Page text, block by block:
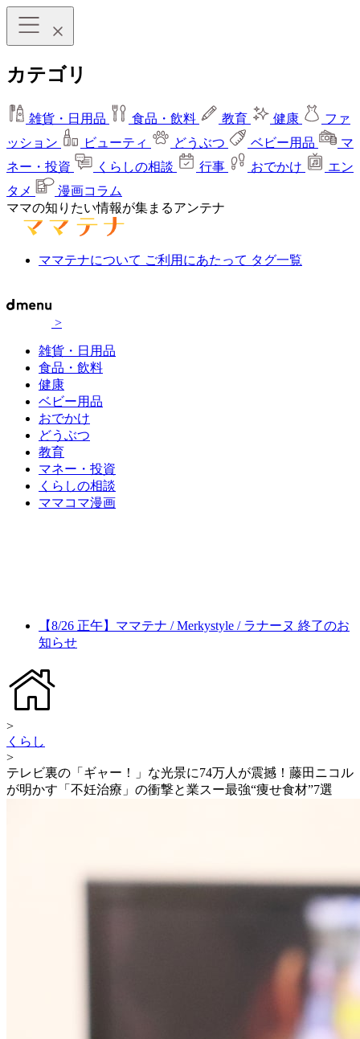
カテゴリ
雑貨・日用品 食品・飲料 教育 健康
ファ
ッション
ビューティ どうぶつ ベビー用品
マ
ネー・投資
くらしの相談 行事 おでかけ
エン
タメ
漫画コラム
ママの知りたい情報が集まるアンテナ
ママテナについて ご利用にあたって タグ一覧
>
雑貨・日用品
食品・飲料
健康
ベビー用品
おでかけ
どうぶつ
教育
マネー・投資
くらしの相談
ママコマ漫画
【8/26 正午】ママテナ / Merkystyle / ラナーヌ 終了のお
知らせ
>
くらし
>
テレビ裏の「ギャー！」な光景に74万人が震撼！藤田ニコル
が明かす「不妊治療」の衝撃と業スー最強“痩せ食材”7選